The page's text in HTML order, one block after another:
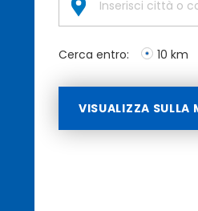
Cerca entro: 10 km
VISUALIZZA SULLA